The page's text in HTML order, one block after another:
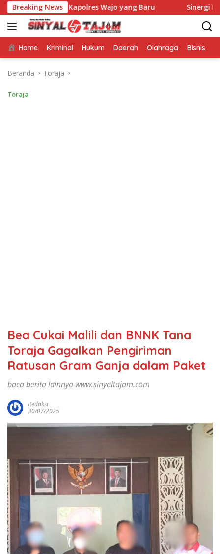
Langsung
ke
konten
Breaking News
Kapolres Wajo yang Baru Sinergi Mahasiswa KKN
Home Kriminal Hukum Daerah Olahraga Bisnis
Beranda Toraja
Toraja
Bea Cukai Malili dan BNNK Tana
Toraja Gagalkan Pengiriman
Ratusan Gram Ganja dalam Paket
baca berita lainnya www.sinyaltajam.com
Redaksi
30/07/2025